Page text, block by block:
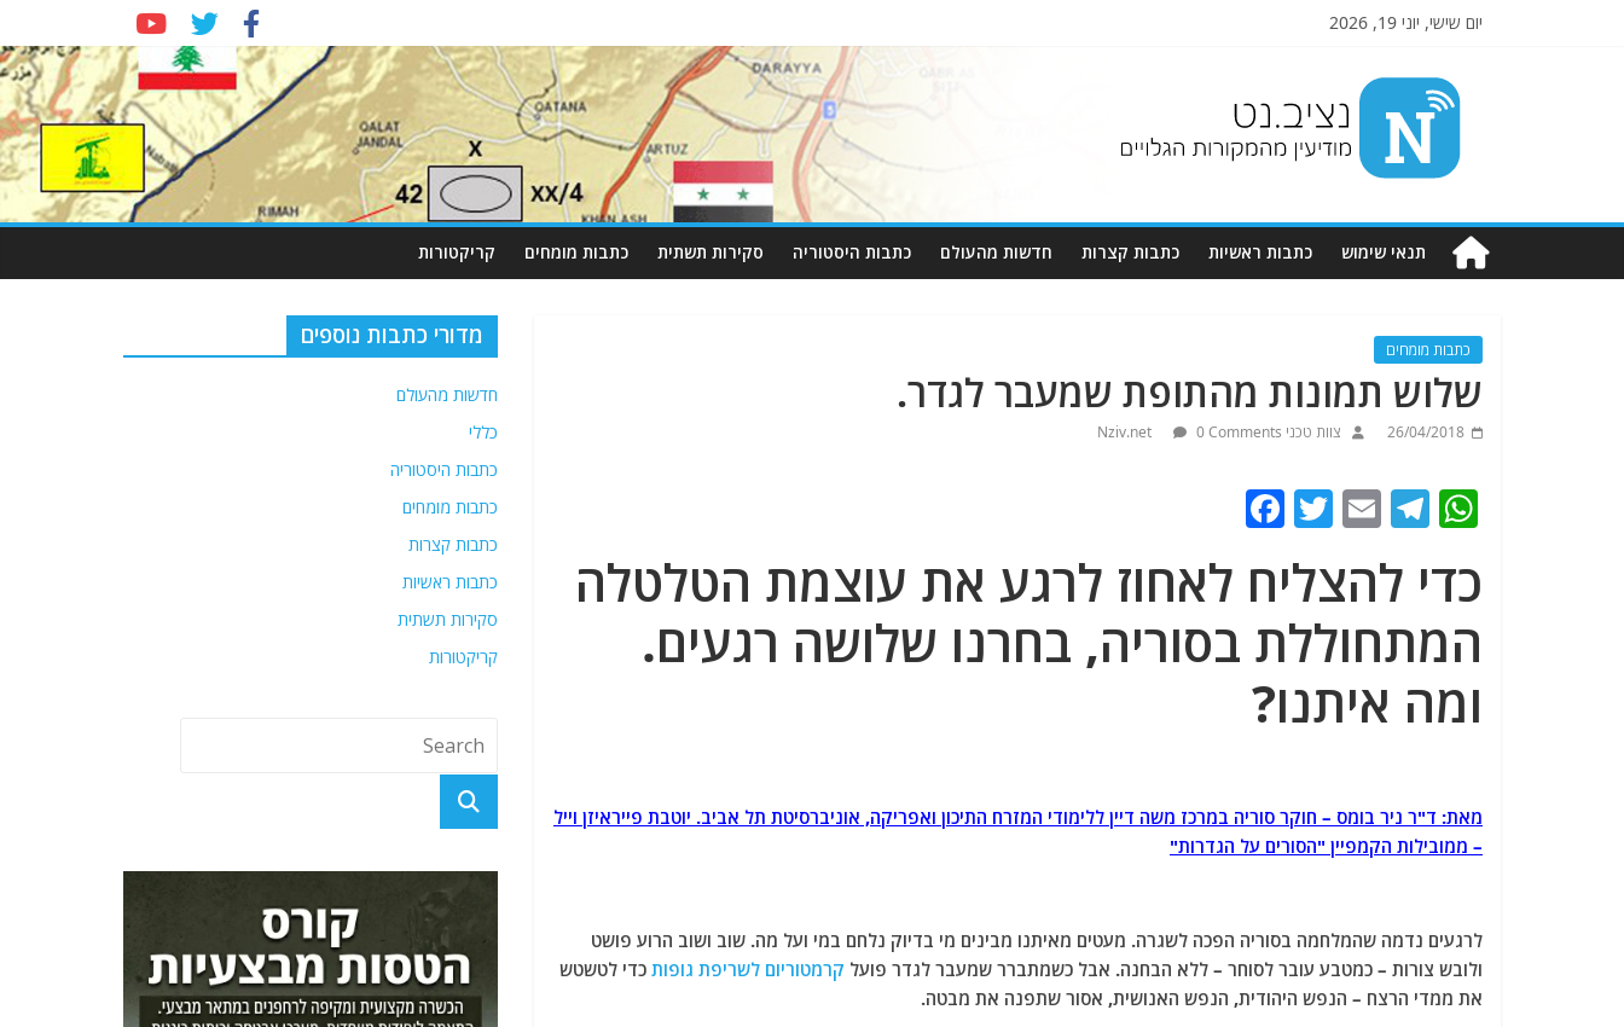
יום שישי, יוני 19, 2026
Nziv.net
מודיעין
מהמקורות
תנאי שימוש כתבות ראשיות כתבות קצרות חדשות מהעולם כתבות היסטוריה סקירות תשתית כתבות מומחים קריקטורות
כתבות מומחים
שלוש תמונות מהתופת שמעבר לגדר.
26/04/2018 צוות טכני Nziv.net 0 Comments
W
at
s
A
p
p
T
e
g
ra
m
E
ai
l
T
itt
er
c
e
b
כדי להצליח לאחוז לרגע את עוצמת הטלטלה
המתחוללת בסוריה, בחרנו שלושה רגעים.
ומה איתנו?
מאת: ד"ר ניר בומס – חוקר סוריה במרכז משה דיין ללימודי המזרח התיכון ואפריקה, אוניברסיטת תל אביב. יוטבת פייראיזן וייל
– ממובילות הקמפיין "הסורים על הגדרות"
לרגעים נדמה שהמלחמה בסוריה הפכה לשגרה. מעטים מאיתנו מבינים מי בדיוק נלחם במי ועל מה. שוב ושוב הרוע פושט
ולובש צורות – כמטבע עובר לסוחר – ללא הבחנה. אבל כשמתברר שמעבר לגדר פועל קרמטוריום לשריפת גופות כדי לטשטש
את ממדי הרצח – הנפש היהודית, הנפש האנושית, אסור שתפנה את מבטה.
מדורי כתבות נוספים
חדשות מהעולם
כללי
כתבות היסטוריה
כתבות מומחים
כתבות קצרות
כתבות ראשיות
סקירות תשתית
קריקטורות